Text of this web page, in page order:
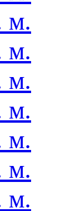
м.
м.
м.
м.
м.
м.
м.